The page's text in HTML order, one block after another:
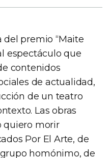
premio “Maite
espectáculo que
contenidos
de actualidad,
de un teatro
Las obras
quiero morir
Por El Arte, de
homónimo, de